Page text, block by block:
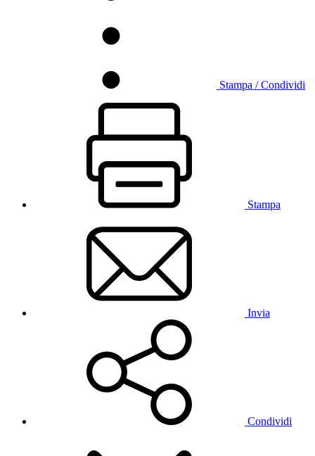
Stampa / Condividi
Stampa
Invia
Condividi